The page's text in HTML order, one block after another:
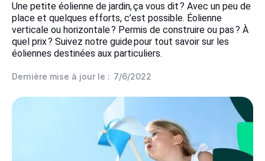
Une petite éolienne de jardin, ça vous dit ? Avec un peu de
place et quelques efforts, c’est possible. Éolienne
verticale ou horizontale ? Permis de construire ou pas ? À
quel prix ? Suivez notre guide pour tout savoir sur les
éoliennes destinées aux particuliers.
Dernière mise à jour le : 7/6/2022